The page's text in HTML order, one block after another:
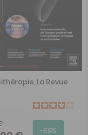
La Revue
-69%